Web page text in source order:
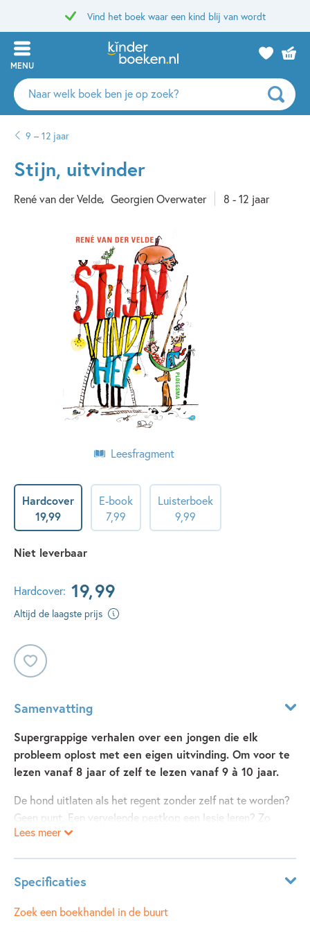
Vind het boek waar een kind blij van wordt
MENU
Zoeken
naar
auteurs
uitgevers
9 – 12 jaar
Stijn, uitvinder
René van der Velde Georgien Overwater 8 - 12 jaar
Leesfragment
Hardcover
19,99
E-book
7,99
Luisterboek
999
Niet leverbaar
Hardcover: 19,99
Altijd de laagste prijs
Samenvatting
Supergrappige verhalen over een jongen die elk
probleem oplost met een eigen uitvinding. Om voor te
lezen vanaf 8 jaar of zelf te lezen vanaf 9 à 10 jaar.
De hond uitlaten als het regent zonder zelf nat te worden?
Geen punt. Een vervelende pestkop een lesje leren? Zo
gepiept. Verse croissantjes halen in het dorp aan de andere
uit in dit dikke boek vol grappige verhalen.
Lees meer
Specificaties
Leeftijdsindicatie: 8 - 12 jaar
Zoek een boekhandel in de buurt